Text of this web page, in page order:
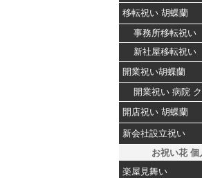
移転祝い 胡蝶蘭
事務所移転祝い
新社屋移転祝い
開業祝い胡蝶蘭
開業祝い 病院
開店祝い 胡蝶蘭
新会社設立祝い
お祝い花 個
楽屋見舞い